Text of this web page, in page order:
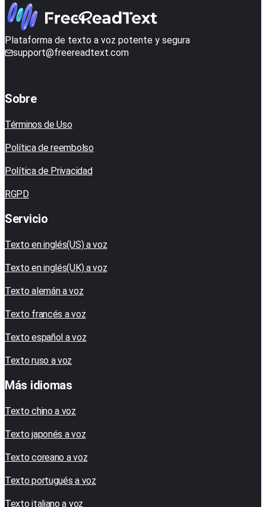
Plataforma de texto a voz potente y segura
support@freereadtext.com
Sobre
Términos de Uso
Política de reembolso
Política de Privacidad
RGPD
Servicio
Texto en inglés(US) a voz
Texto en inglés(UK) a voz
Texto alemán a voz
Texto francés a voz
Texto español a voz
Texto ruso a voz
Más idiomas
Texto chino a voz
Texto japonés a voz
Texto coreano a voz
Texto portugués a voz
Texto italiano a voz